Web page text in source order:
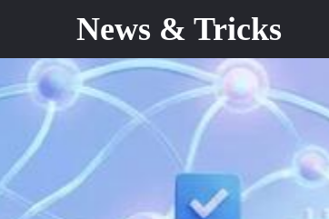
News & Tricks